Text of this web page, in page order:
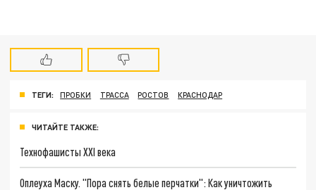
ТЕГИ: ПРОБКИ ТРАССА РОСТОВ КРАСНОДАР
ЧИТАЙТЕ ТАКЖЕ:
Технофашисты XXI века
Оплеуха Маску. "Пора снять белые перчатки": Как уничтожить